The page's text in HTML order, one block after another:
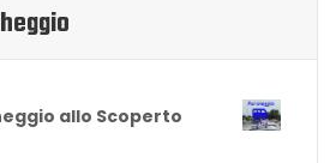
allo Scoperto